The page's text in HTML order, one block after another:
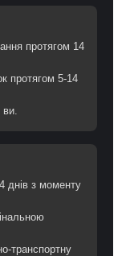
протягом 14
протягом 5-14
днів з моменту
транспортну